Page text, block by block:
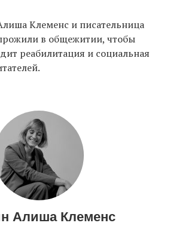
Клеменс и писательница
в общежитии, чтобы
реабилитация и социальная
Алиша Клеменс